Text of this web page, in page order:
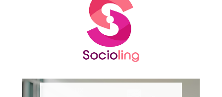
SoCioling.org